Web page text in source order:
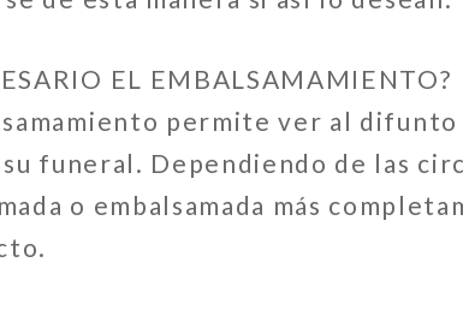
EL EMBALSAMAMIENTO?
permite ver al
funeral. Dependiendo de las
o embalsamada más